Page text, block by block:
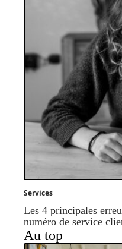
Services
Les 4 principales
numéro de service
Au top